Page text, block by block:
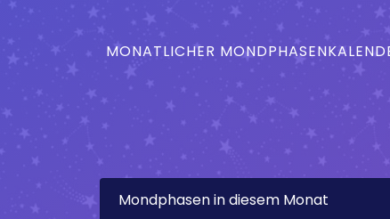
MONATLICHER
Mondphasen in diesem Monat